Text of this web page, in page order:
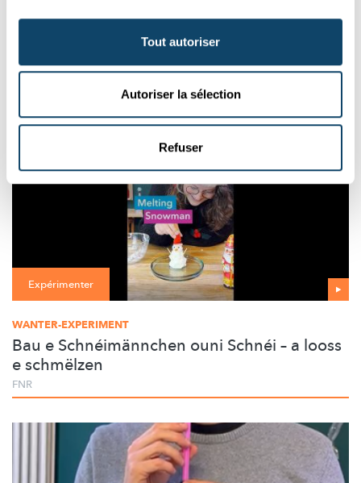
Tout autoriser
Autoriser la sélection
Refuser
Quel ballon éclate le plus vite au soleil ?
FNR
Expérimenter
WANTER-EXPERIMENT
Bau e Schnéimännchen ouni Schnéi – a looss
e schmëlzen
FNR